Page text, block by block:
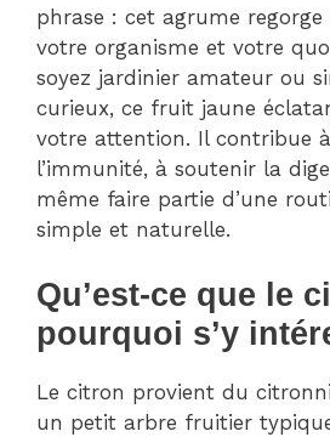
phrase : cet agrume
votre organisme et votre
soyez jardinier amateur ou
curieux, ce fruit jaune
votre attention. Il contribue
l’immunité, à soutenir la
même faire partie d’une
simple et naturelle.
Qu’est-ce que le
pourquoi s’y
Le citron provient du
un petit arbre fruitier